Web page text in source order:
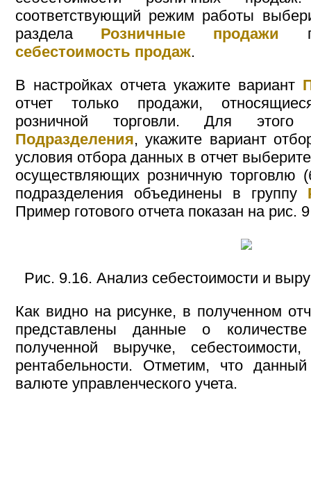
соответствующий режим работы
раздела Розничные продажи
себестоимость продаж.
В настройках отчета укажите вариант
отчет только продажи,
розничной торговли. Для этого
Подразделения, укажите вариант
условия отбора данных в отчет
осуществляющих розничную торговлю
подразделения объединены в группу
Пример готового отчета показан на рис.
Рис. 9.16. Анализ себестоимости и
Как видно на рисунке, в полученном
представлены данные о
полученной выручке,
рентабельности. Отметим, что
валюте управленческого учета.